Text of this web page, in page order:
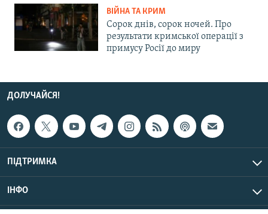
ВІЙНА ТА КРИМ
Сорок днів, сорок ночей. Про
результати кримської операції з
примусу Росії до миру
ДОЛУЧАЙСЯ!
ПІДТРИМКА
ІНФО